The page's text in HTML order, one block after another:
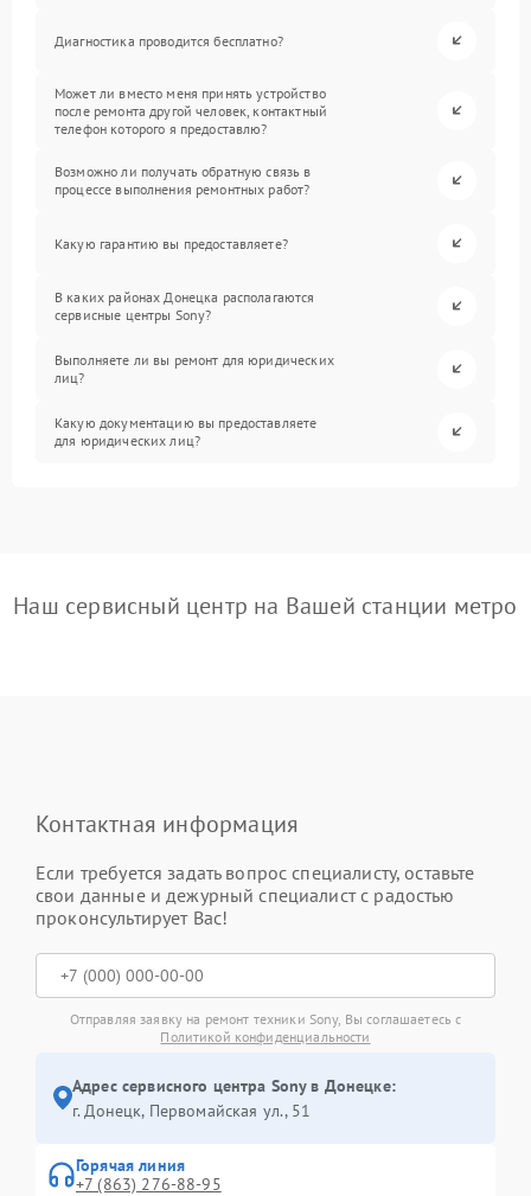
Диагностика проводится бесплатно?
Может ли вместо меня принять устройство
после ремонта другой человек, контактный
телефон которого я предоставлю?
Возможно ли получать обратную связь в
процессе выполнения ремонтных работ?
Какую гарантию вы предоставляете?
В каких районах Донецка располагаются
сервисные центры Sony?
Выполняете ли вы ремонт для юридических
лиц?
Какую документацию вы предоставляете
для юридических лиц?
Наш сервисный центр на Вашей станции метро
Контактная информация
Если требуется задать вопрос специалисту, оставьте
свои данные и дежурный специалист с радостью
проконсультирует Вас!
Отправляя заявку на ремонт техники Sony, Вы соглашаетесь с
Политикой конфиденциальности
Адрес сервисного центра Sony в Донецке:
г. Донецк, Первомайская ул., 51
Горячая линия
+7 (863) 276-88-95